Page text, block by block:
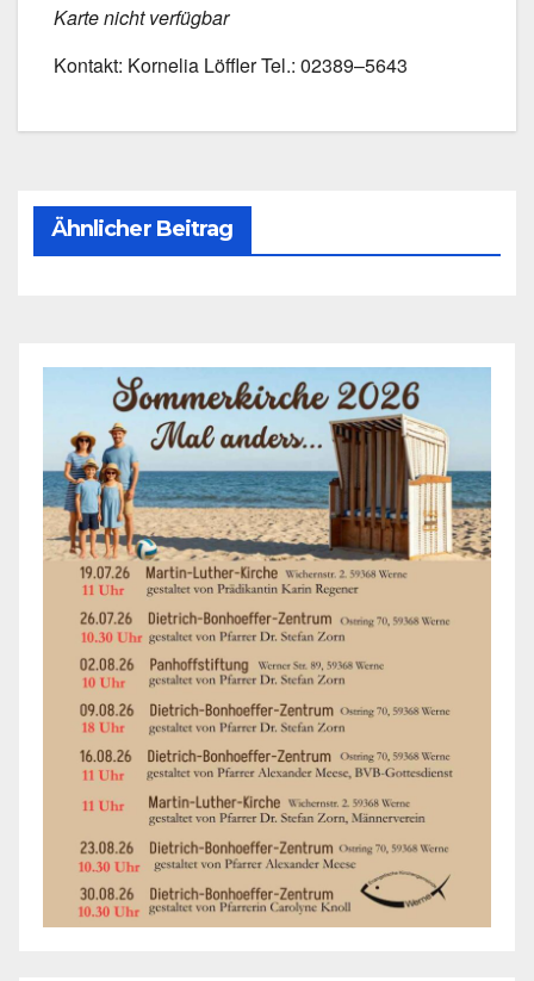
Kar­te nicht ver­füg­bar
Kon­takt: Kor­ne­lia Löff­ler Tel.: 02389–5643
Ähnlicher Beitrag